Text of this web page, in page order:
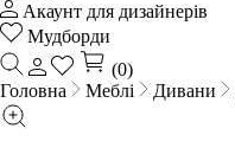
Акаунт для дизайнерів
Мудборди
(0)
Головна
Меблі Дивани